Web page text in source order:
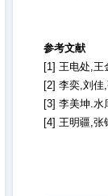
参考文献
[1] 王电处,王
[2] 李奕,刘佳
[3] 李美坤.水
[4] 王明疆,张